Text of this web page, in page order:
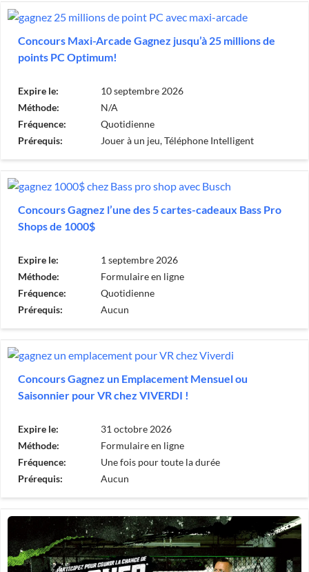
Concours Maxi-Arcade Gagnez jusqu’à 25 millions de
points PC Optimum!
Expire le:
10 septembre 2026
Méthode:
N/A
Fréquence:
Quotidienne
Prérequis:
Jouer à un jeu, Téléphone Intelligent
Concours Gagnez l’une des 5 cartes-cadeaux Bass Pro
Shops de 1000$
Expire le:
1 septembre 2026
Méthode:
Formulaire en ligne
Fréquence:
Quotidienne
Prérequis:
Aucun
Concours Gagnez un Emplacement Mensuel ou
Saisonnier pour VR chez VIVERDI !
Expire le:
31 octobre 2026
Méthode:
Formulaire en ligne
Fréquence:
Une fois pour toute la durée
Prérequis:
Aucun